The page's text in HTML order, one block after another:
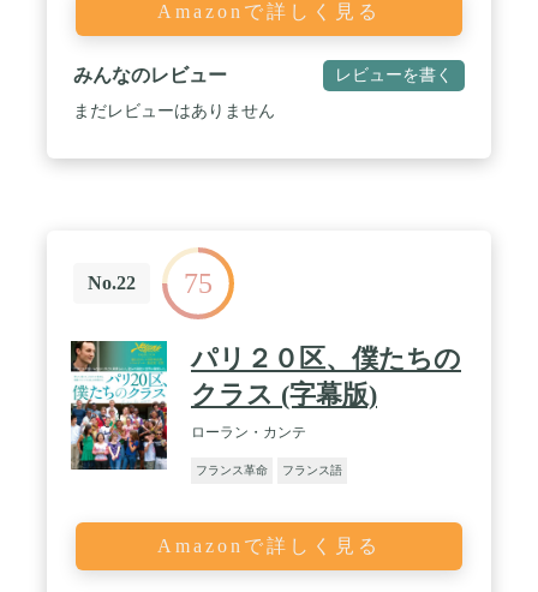
Amazonで詳しく見る
みんなのレビュー レビューを書く
まだレビューはありません
No.22 75
パリ２０区、僕たちの
クラス (字幕版)
ローラン・カンテ
フランス革命 フランス語
Amazonで詳しく見る